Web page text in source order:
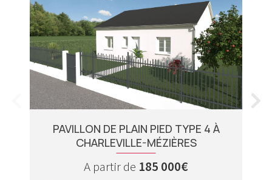
PAVILLON DE PLAIN PIED TYPE 4 À
CHARLEVILLE-MÉZIÈRES
A partir de 185 000€